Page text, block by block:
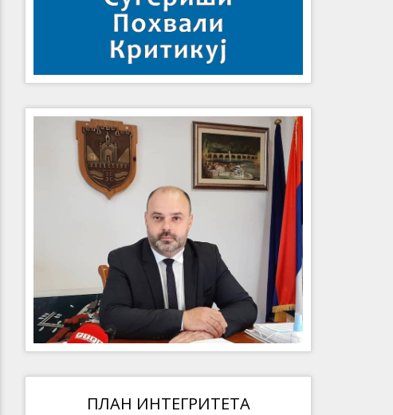
ПЛАН ИНТЕГРИТЕТА